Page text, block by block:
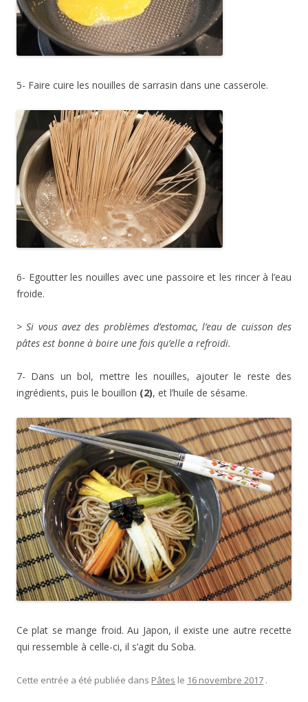
5- Faire cuire les nouilles de sarrasin dans une casserole.
6- Egoutter les nouilles avec une passoire et les rincer à l’eau
froide.
> Si vous avez des problèmes d’estomac, l’eau de cuisson des
pâtes est bonne à boire une fois qu’elle a refroidi.
7- Dans un bol, mettre les nouilles, ajouter le reste des
ingrédients, puis le bouillon (2), et l’huile de sésame.
Ce plat se mange froid. Au Japon, il existe une autre recette
qui ressemble à celle-ci, il s’agit du Soba.
Cette entrée a été publiée dans Pâtes le 16 novembre 2017 .